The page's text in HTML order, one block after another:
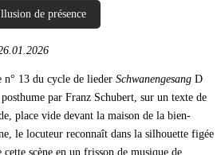
de présence
n° 13 du cycle de lieder Schwanengesang D
par Franz Schubert, sur un texte de
place vide devant la maison de la bien-
le locuteur reconnaît dans la silhouette figée
cette scène en un frisson de musique de